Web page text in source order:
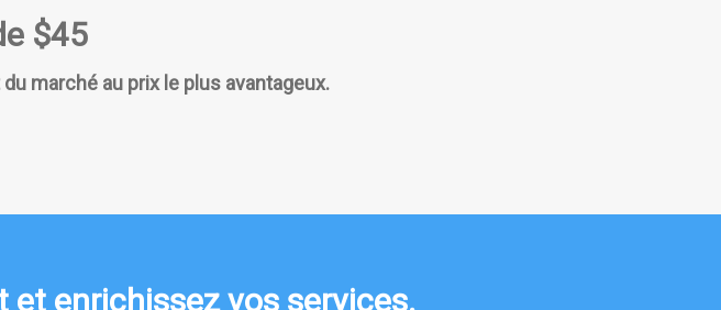
$45
marché au prix le plus avantageux.
enrichissez vos services.